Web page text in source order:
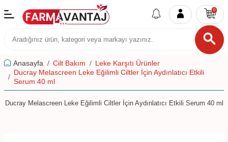
0
Anasayfa Cilt Bakım
Leke Karşıtı Ürünler
Ducray Melascreen Leke Eğilimli Ciltler İçin Aydınlatıcı Etkili
Serum 40 ml
Ducray Melascreen Leke Eğilimli Ciltler İçin Aydınlatıcı Etkili Serum 40 ml